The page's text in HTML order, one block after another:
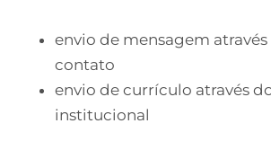
envio de mensagem
contato
envio de currículo através
institucional